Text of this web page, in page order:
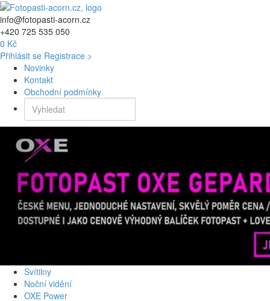
info@fotopasti-acorn.cz
+420 725 535 050
0 Kč
Přihlásit se Registrace >
Novinky
Kontakt
Obchodní podmínky
Svítilny
Noční vidění
OXE Power